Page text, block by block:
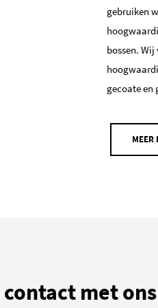
gebruiken
bossen.
gecoate en
MEER
contact met